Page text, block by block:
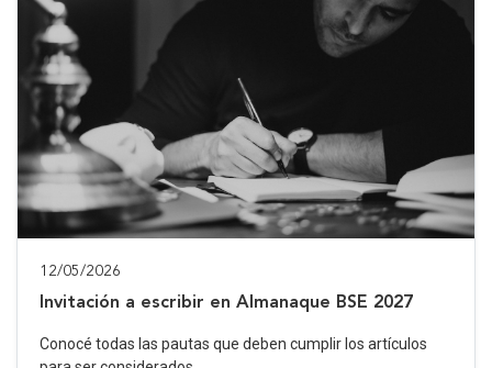
12/05/2026
Invitación a escribir en Almanaque BSE 2027
Conocé todas las pautas que deben cumplir los artículos